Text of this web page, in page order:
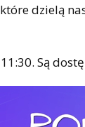
dzielą
Są